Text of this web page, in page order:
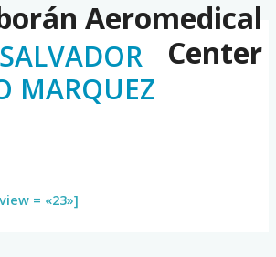
Aeromedical
Center
MARQUEZ
= «23»]